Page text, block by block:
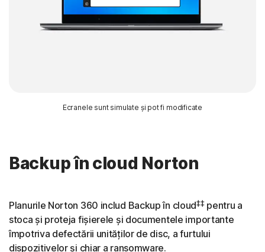
Ecranele sunt simulate și pot fi modificate
Backup în cloud Norton
Planurile Norton 360 includ Backup în cloud‡‡pentru a
stoca și proteja fișierele și documentele importante
împotriva defectării unităților de disc, a furtului
dispozitivelor și chiar a ransomware.